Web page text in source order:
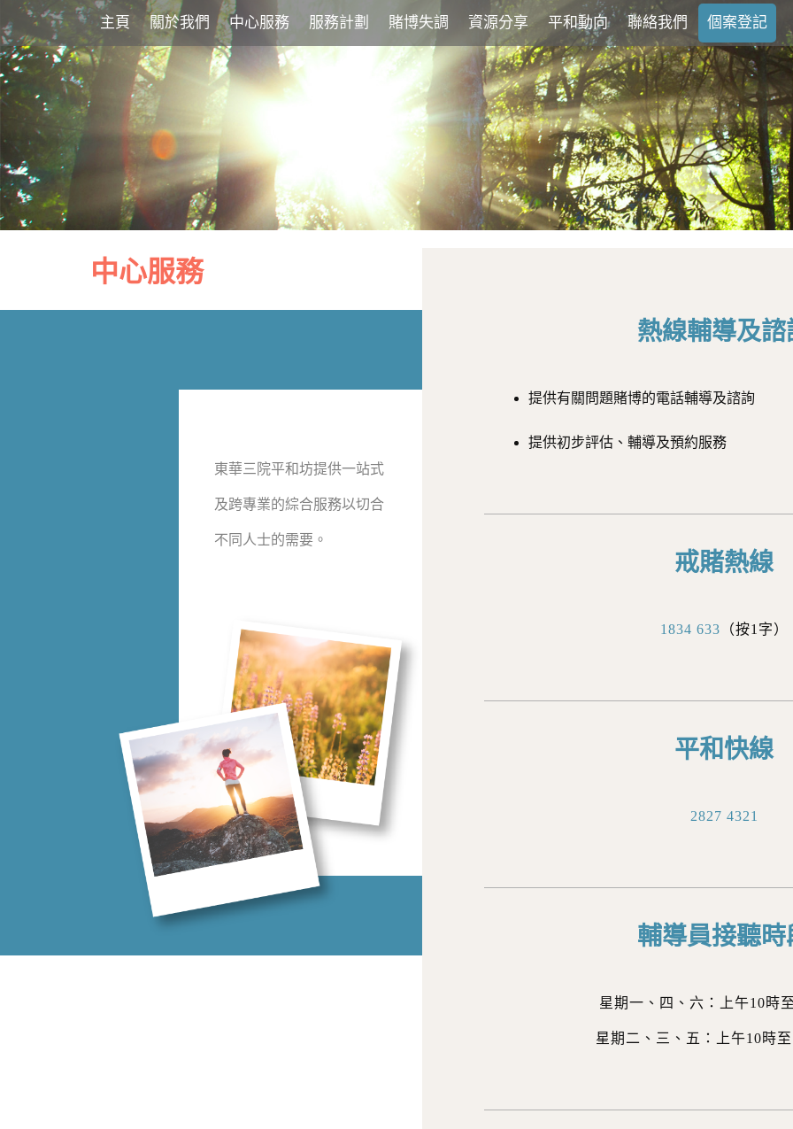
主頁 關於我們 中心服務 服務計劃 賭博失調 資源分享 平和動向 聯絡我們 個案登記
中心服務
東華三院平和坊提供一站式
及跨專業的綜合服務以切合
不同人士的需要。
熱線輔導及諮
提供有關問題賭博的電話輔導及諮詢
提供初步評估、輔導及預約服務
戒賭熱線
1834 633 （按1字）
平和快線
2827 4321
輔導員接聽時
星期一、四、六：上午10時
星期二、三、五：上午10時